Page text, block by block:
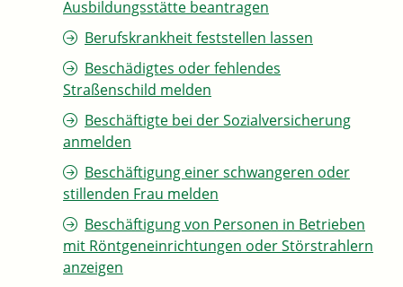
Ausbildungsstätte beantragen
Berufskrankheit feststellen lassen
Beschädigtes oder fehlendes
Straßenschild melden
Beschäftigte bei der Sozialversicherung
anmelden
Beschäftigung einer schwangeren oder
stillenden Frau melden
Beschäftigung von Personen in Betrieben
mit Röntgeneinrichtungen oder Störstrahlern
anzeigen